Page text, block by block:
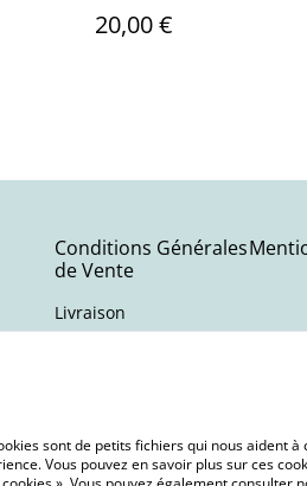
20,00 €
Conditions Générales
de Vente
Livraison
sont de petits fichiers qui nous aident
Vous pouvez en savoir plus sur ces